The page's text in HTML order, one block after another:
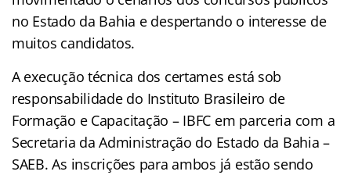
no Estado da Bahia e despertando o interesse de
muitos candidatos.
A execução técnica dos certames está sob
responsabilidade do Instituto Brasileiro de
Formação e Capacitação – IBFC em parceria com a
Secretaria da Administração do Estado da Bahia –
SAEB. As inscrições para ambos já estão sendo